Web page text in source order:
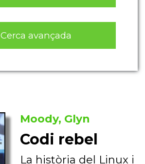
Cerca avançada
Moody, Glyn
Codi rebel
La història del Linux i